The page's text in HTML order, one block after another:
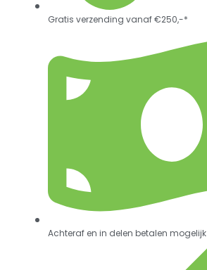
Gratis verzending vanaf €250,-*
Achteraf en in delen betalen mogelijk